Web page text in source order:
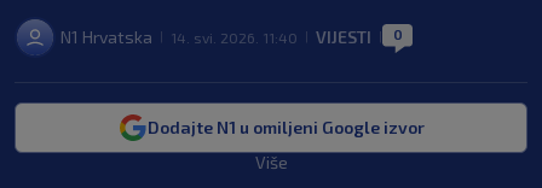
N1 Hrvatska 14. svi. 2026. 11:40 VIJESTI 0
Dodajte N1 u omiljeni Google izvor
Više